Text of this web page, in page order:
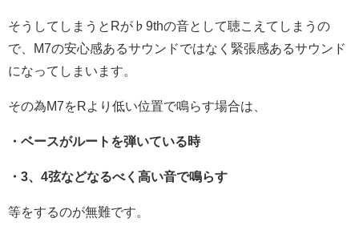
そうしてしまうとRが♭9thの音として聴こえてしまうの
で、M7の安心感あるサウンドではなく緊張感あるサウンド
になってしまいます。
その為M7をRより低い位置で鳴らす場合は、
・ベースがルートを弾いている時
・3、4弦などなるべく高い音で鳴らす
等をするのが無難です。